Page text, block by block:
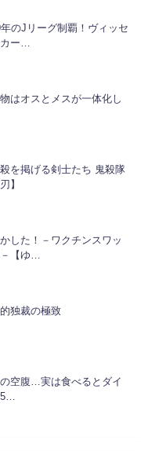
のJリーグ制覇！ヴィッセ
ー…
はオスとメスが一体化し
を掲げる剣士たち 鬼殺隊
】
した！－ワクチンスワッ
【ゆ…
独裁の極致
の空腹…実は食べるとダイ